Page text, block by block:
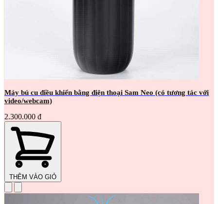
Máy bú cu điều khiển bằng điện thoại Sam Neo (có tương tác với
video/webcam)
2.300.000 đ
THÊM VÀO GIỎ